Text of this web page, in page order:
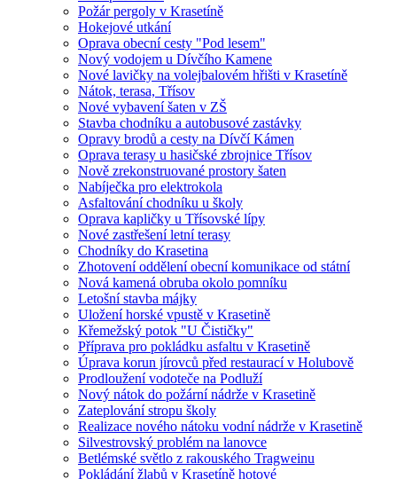
Požár pergoly v Krasetíně
Hokejové utkání
Oprava obecní cesty "Pod lesem"
Nový vodojem u Dívčího Kamene
Nové lavičky na volejbalovém hřišti v Krasetíně
Nátok, terasa, Třísov
Nové vybavení šaten v ZŠ
Stavba chodníku a autobusové zastávky
Opravy brodů a cesty na Dívčí Kámen
Oprava terasy u hasičské zbrojnice Třísov
Nově zrekonstruované prostory šaten
Nabíječka pro elektrokola
Asfaltování chodníku u školy
Oprava kapličky u Třísovské lípy
Nové zastřešení letní terasy
Chodníky do Krasetina
Zhotovení oddělení obecní komunikace od státní
Nová kamená obruba okolo pomníku
Letošní stavba májky
Uložení horské vpustě v Krasetině
Křemežský potok "U Čističky"
Příprava pro pokládku asfaltu v Krasetině
Úprava korun jírovců před restaurací v Holubově
Prodloužení vodoteče na Podluží
Nový nátok do požární nádrže v Krasetině
Zateplování stropu školy
Realizace nového nátoku vodní nádrže v Krasetině
Silvestrovský problém na lanovce
Betlémské světlo z rakouského Tragweinu
Pokládání žlabů v Krasetíně hotové